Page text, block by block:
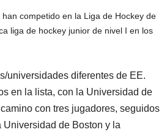
competido en la Liga de Hockey de
liga de hockey junior de nivel I en los
universidades diferentes de EE.
en la lista, con la Universidad de
con tres jugadores, seguidos
Universidad de Boston y la